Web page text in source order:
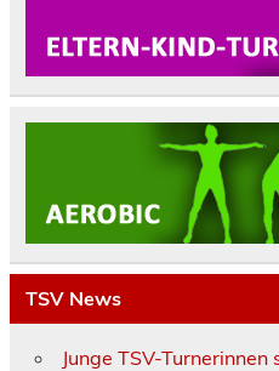
TSV News
Junge TSV-